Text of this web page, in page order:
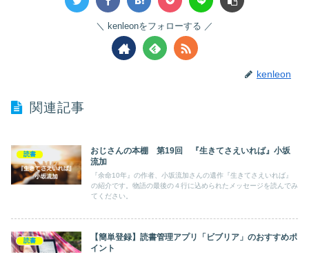
kenleonをフォローする
kenleon
関連記事
読書
おじさんの本棚 第19回 『生きてさえいれば』小坂
流加
『余命10年』の作者、小坂流加さんの遺作『生きてさえいれば』
の紹介です。物語の最後の４行に込められたメッセージを読んでみ
てください。
読書
【簡単登録】読書管理アプリ「ビブリア」のおすすめポ
イント